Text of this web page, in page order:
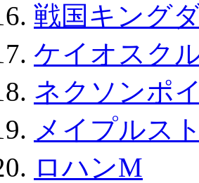
戦国キング
ケイオスク
ネクソンポ
メイプルス
ロハンM